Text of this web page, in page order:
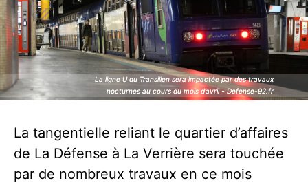
La ligne U du Transilien sera impactée par des travaux
nocturnes au cours du mois d’avril - Defense-92.fr
La ligne U du Transilien sera impactée par des travaux
nocturnes au cours du mois d’avril - Defense-92.fr
La tangentielle reliant le quartier d’affaires
de La Défense à La Verrière sera touchée
par de nombreux travaux en ce mois